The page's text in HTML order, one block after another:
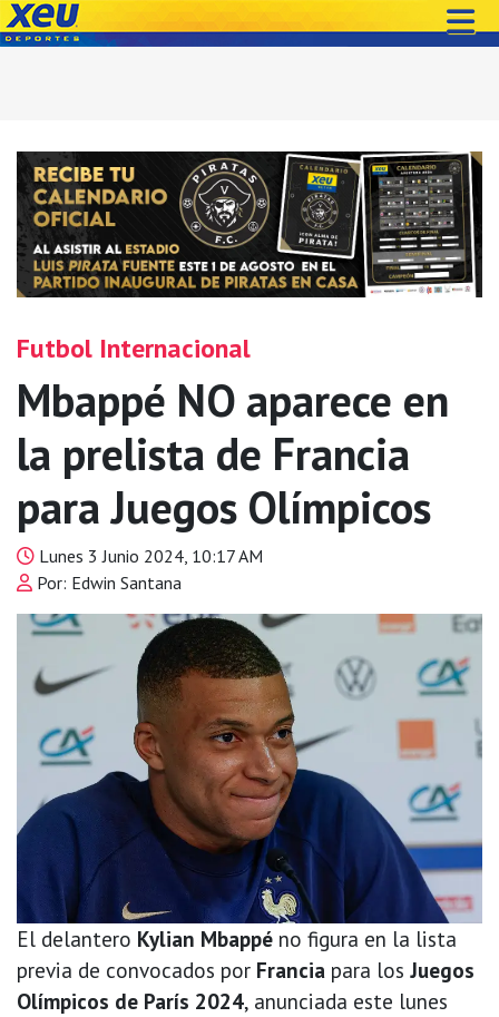
Futbol Internacional
Mbappé NO aparece en
la prelista de Francia
para Juegos Olímpicos
Lunes 3 Junio 2024, 10:17 AM
Por: Edwin Santana
El delantero Kylian Mbappé no figura en la lista
previa de convocados por Francia para los Juegos
Olímpicos de París 2024, anunciada este lunes